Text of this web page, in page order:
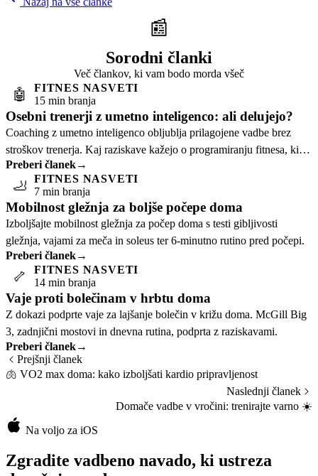
📰
Sorodni članki
Več člankov, ki vam bodo morda všeč
🤖
FITNES NASVETI
15 min branja
Osebni trenerji z umetno inteligenco: ali delujejo?
Coaching z umetno inteligenco obljublja prilagojene vadbe brez
stroškov trenerja. Kaj raziskave kažejo o programiranju fitnesa, ki
temelji na aplikacijah.
Preberi članek→
🦶
FITNES NASVETI
7 min branja
Mobilnost gležnja za boljše počepe doma
Izboljšajte mobilnost gležnja za počep doma s testi gibljivosti
gležnja, vajami za meča in soleus ter 6-minutno rutino pred počepi.
Preberi članek→
🦴
FITNES NASVETI
14 min branja
Vaje proti bolečinam v hrbtu doma
Z dokazi podprte vaje za lajšanje bolečin v križu doma. McGill Big
3, zadnjični mostovi in ​​dnevna rutina, podprta z raziskavami.
Preberi članek→
Prejšnji članek
🫁 VO2 max doma: kako izboljšati kardio pripravljenost
Naslednji članek
Domače vadbe v vročini: trenirajte varno ☀️
Na voljo za iOS
Zgradite vadbeno navado, ki ustreza